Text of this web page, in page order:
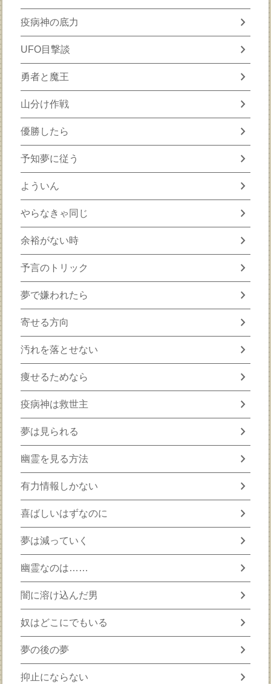
疫病神の底力 chevron_right
UFO目撃談 chevron_right
勇者と魔王 chevron_right
山分け作戦 chevron_right
優勝したら chevron_right
予知夢に従う chevron_right
よういん chevron_right
やらなきゃ同じ chevron_right
余裕がない時 chevron_right
予言のトリック chevron_right
夢で嫌われたら chevron_right
寄せる方向 chevron_right
汚れを落とせない chevron_right
痩せるためなら chevron_right
疫病神は救世主 chevron_right
夢は見られる chevron_right
幽霊を見る方法 chevron_right
有力情報しかない chevron_right
喜ばしいはずなのに chevron_right
夢は減っていく chevron_right
幽霊なのは…… chevron_right
闇に溶け込んだ男 chevron_right
奴はどこにでもいる chevron_right
夢の後の夢 chevron_right
抑止にならない chevron_right